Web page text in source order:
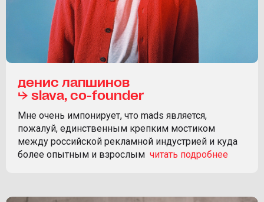
денис лапшинов
⮡ slava, co-founder
Мне очень импонирует, что mads является,
пожалуй, единственным крепким мостиком
между российской рекламной индустрией и куда
более опытным и взрослым